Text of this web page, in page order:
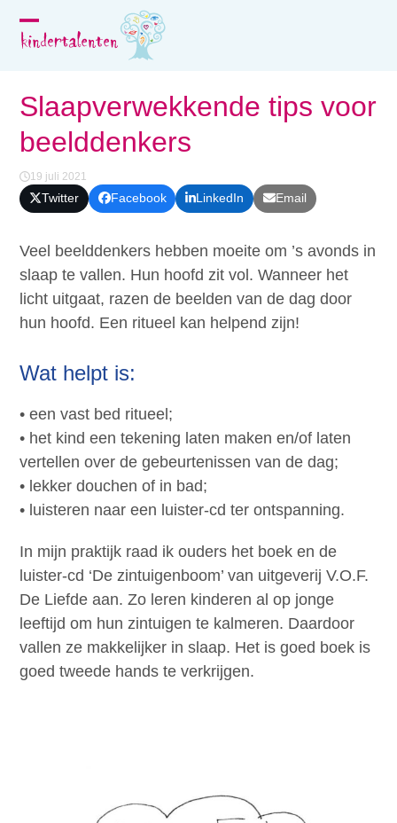
Open
menu
Close
menu
Slaapverwekkende tips voor
beelddenkers
19 juli 2021
Twitter Facebook LinkedIn Email
Veel beelddenkers hebben moeite om ’s avonds in
slaap te vallen. Hun hoofd zit vol. Wanneer het
licht uitgaat, razen de beelden van de dag door
hun hoofd. Een ritueel kan helpend zijn!
Wat helpt is:
• een vast bed ritueel;
• het kind een tekening laten maken en/of laten
vertellen over de gebeurtenissen van de dag;
• lekker douchen of in bad;
• luisteren naar een luister-cd ter ontspanning.
In mijn praktijk raad ik ouders het boek en de
luister-cd ‘De zintuigenboom’ van uitgeverij V.O.F.
De Liefde aan. Zo leren kinderen al op jonge
leeftijd om hun zintuigen te kalmeren. Daardoor
vallen ze makkelijker in slaap. Het is goed boek is
goed tweede hands te verkrijgen.